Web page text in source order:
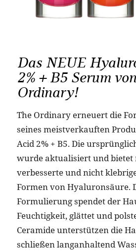
Das NEUE
2% + B5 Serum
Ordinary!
The Ordinary erneuert die
seines meistverkauften
Acid 2% + B5. Die
wurde aktualisiert und bietet
verbesserte und nicht
Formen von Hyaluronsäure.
Formulierung spendet der
Feuchtigkeit, glättet und
Ceramide unterstützen die
schließen langanhaltend